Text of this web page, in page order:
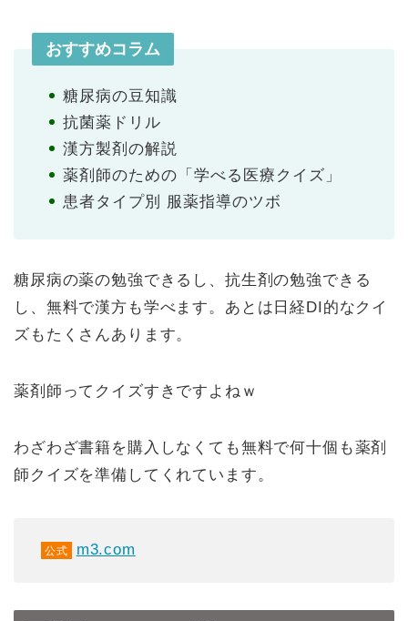
おすすめコラム
糖尿病の豆知識
抗菌薬ドリル
漢方製剤の解説
薬剤師のための「学べる医療クイズ」
患者タイプ別 服薬指導のツボ
糖尿病の薬の勉強できるし、抗生剤の勉強できる
し、無料で漢方も学べます。あとは日経DI的なクイ
ズもたくさんあります。
薬剤師ってクイズすきですよねｗ
わざわざ書籍を購入しなくても無料で何十個も薬剤
師クイズを準備してくれています。
公式 m3.com